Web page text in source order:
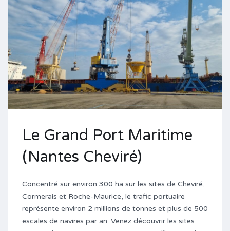
Le Grand Port Maritime
(Nantes Cheviré)
Concentré sur environ 300 ha sur les sites de Cheviré,
Cormerais et Roche-Maurice, le trafic portuaire
représente environ 2 millions de tonnes et plus de 500
escales de navires par an. Venez découvrir les sites